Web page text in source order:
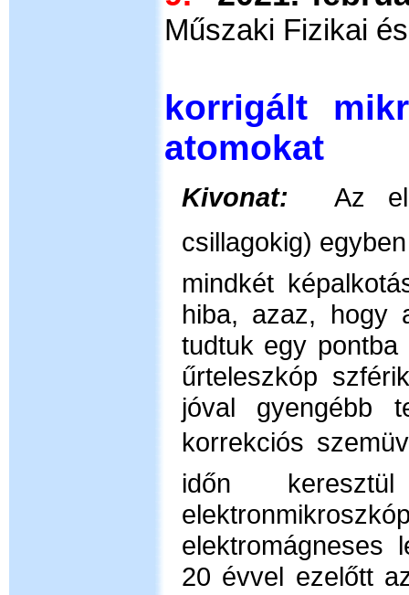
Műszaki Fizikai
korrigált
atomokat
Kivonat:
Az
csillagokig)
mindkét
hiba, azaz, hogy
tudtuk egy pontba
űrteleszkóp
jóval gyengébb
korrekciós
időn
elektromágneses
20 évvel ezelőtt